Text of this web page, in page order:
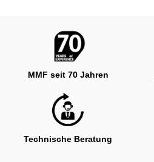
MMF seit 70 Jahren
Technische Beratung